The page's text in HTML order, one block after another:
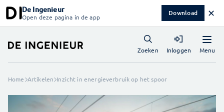
De Ingenieur
Open deze pagina in de app Download ✕
Menu
Zoeken Inloggen
Home Artikelen Inzicht in energieverbruik op het spoor